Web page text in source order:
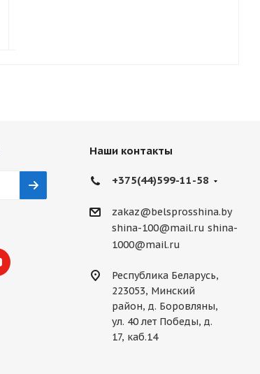
Наши контакты
+375(44)599-11-58
zakaz@belsprosshina.by
shina-100@mail.ru shina-
1000@mail.ru
Республика Беларусь,
223053, Минский
район, д. Боровляны,
ул. 40 лет Победы, д.
17, каб.14